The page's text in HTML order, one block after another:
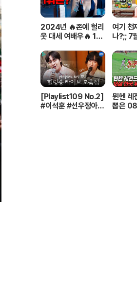
2024년 🔥존예 헐리
웃 대세 여배우🔥 1위
보기
여기 천
나?;; 7
이트 총
48】
[Playlist109 No.2]
#이석훈 #선우정아
뮌헨 레
뽑은